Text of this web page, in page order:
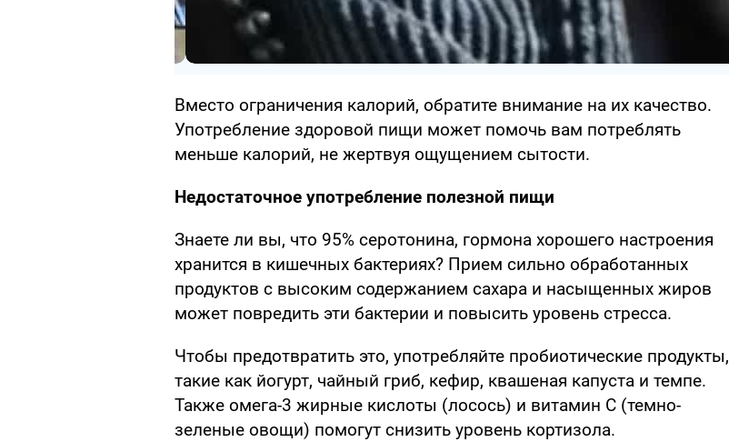
Вместо ограничения калорий, обратите внимание на их качество.
Употребление здоровой пищи может помочь вам потреблять
меньше калорий, не жертвуя ощущением сытости.
Недостаточное употребление полезной пищи
Знаете ли вы, что 95% серотонина, гормона хорошего настроения
хранится в кишечных бактериях? Прием сильно обработанных
продуктов с высоким содержанием сахара и насыщенных жиров
может повредить эти бактерии и повысить уровень стресса.
Чтобы предотвратить это, употребляйте пробиотические продукты,
такие как йогурт, чайный гриб, кефир, квашеная капуста и темпе.
Также омега-3 жирные кислоты (лосось) и витамин С (темно-
зеленые овощи) помогут снизить уровень кортизола.